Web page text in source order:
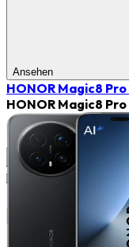
Ansehen
HONOR Magic8 Pro
HONOR Magic8 Pro